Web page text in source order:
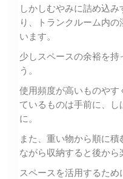
しかしむやみに詰め込
り、トランクルーム内
います。
少しスペースの余裕を持
う。
使用頻度が高いものやす
ているものは手前に、
に。
また、重い物から順に積
ながら収納すると後から
スペースを活用するた